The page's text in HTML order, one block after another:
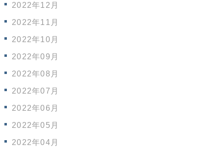
2022年12月
2022年11月
2022年10月
2022年09月
2022年08月
2022年07月
2022年06月
2022年05月
2022年04月